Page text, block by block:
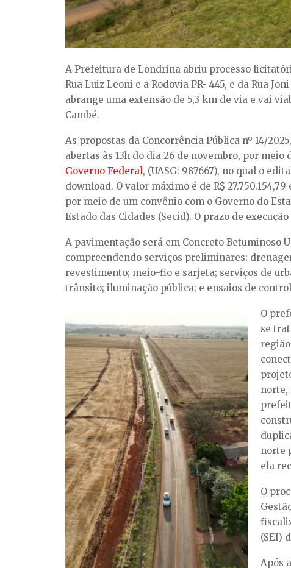
A Prefeitura de Londrina abriu processo
Rua Luiz Leoni e a Rodovia PR- 445, e da Rua
abrange uma extensão de 5,3 km de via e vai
Cambé.
As propostas da Concorrência Pública nº 14/
abertas às 13h do dia 26 de novembro, por meio
Governo Federal, (UASG: 987667), no qual o
download. O valor máximo é de R$
por meio de um convênio com o Governo do
Estado das Cidades (Secid). O prazo de
A pavimentação será em Concreto Betuminoso
compreendendo serviços preliminares;
revestimento; meio-fio e sarjeta; serviços de
trânsito; iluminação pública; e ensaios de
O
se
norte,
norte
ela
O
(SEI)
Após